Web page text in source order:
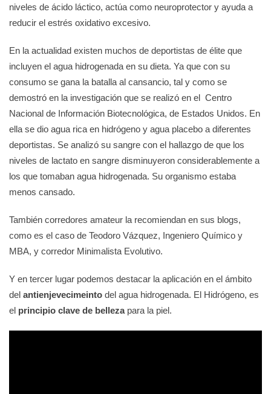
niveles de ácido láctico, actúa como neuroprotector y ayuda a
reducir el estrés oxidativo excesivo.
En la actualidad existen muchos de deportistas de élite que
incluyen el agua hidrogenada en su dieta. Ya que con su
consumo se gana la batalla al cansancio, tal y como se
demostró en la investigación que se realizó en el Centro
Nacional de Información Biotecnológica, de Estados Unidos. En
ella se dio agua rica en hidrógeno y agua placebo a diferentes
deportistas. Se analizó su sangre con el hallazgo de que los
niveles de lactato en sangre disminuyeron considerablemente a
los que tomaban agua hidrogenada. Su organismo estaba
menos cansado.
También corredores amateur la recomiendan en sus blogs,
como es el caso de Teodoro Vázquez, Ingeniero Químico y
MBA, y corredor Minimalista Evolutivo.
Y en tercer lugar podemos destacar la aplicación en el ámbito
del antienjevecimeinto del agua hidrogenada. El Hidrógeno, es
el principio clave de bellezapara la piel.